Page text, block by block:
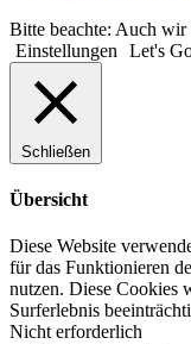
Bitte beachte: Auch wir
Einstellungen
Let's
Schließen
Übersicht
Diese Website
für das Funktionieren
nutzen. Diese Cookies
Surferlebnis
Nicht erforderlich